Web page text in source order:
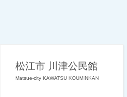
松江市 川津公民館
Matsue-city KAWATSU KOUMINKAN